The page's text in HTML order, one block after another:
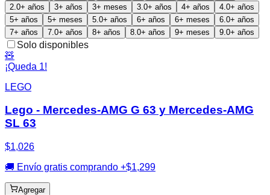
2.0+ años 3+ años 3+ meses 3.0+ años 4+ años
4.0+ años
5+ años
5+ meses 5.0+ años 6+ años 6+ meses
6.0+ años
7+ años
7.0+ años 8+ años 8.0+ años 9+ meses 9.0+ años
Solo disponibles
🧸
¡Queda 1!
LEGO
Lego - Mercedes-AMG G 63 y Mercedes-AMG
SL 63
$1,026
🚚 Envío gratis comprando +$1,299
Agregar